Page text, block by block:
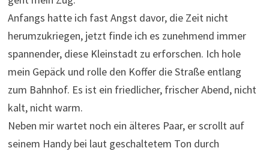
Anfangs hatte ich fast Angst davor, die Zeit nicht
herumzukriegen, jetzt finde ich es zunehmend immer
spannender, diese Kleinstadt zu erforschen. Ich hole
mein Gepäck und rolle den Koffer die Straße entlang
zum Bahnhof. Es ist ein friedlicher, frischer Abend, nicht
kalt, nicht warm.
Neben mir wartet noch ein älteres Paar, er scrollt auf
seinem Handy bei laut geschaltetem Ton durch